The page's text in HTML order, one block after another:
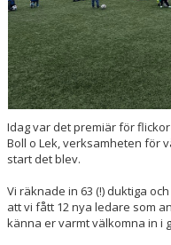
ARR-/ EVENEMANG
VÄRDEGRUND / ALDRIG
SPELARTRUPPEN
PARTNERS
Idag var det premiär för
Boll o Lek, verksamheten för
start det blev.
Vi räknade in 63 (!) duktiga
att vi fått 12 nya ledare som
känna er varmt välkomna in i